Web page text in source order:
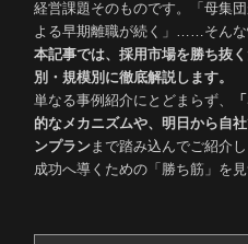
イントロダクション
Heroes
社員紹介
Story
Blog
ブログ
経営課題そのものです。「母集
よる早期離職が続く」……そんな
本記事では、採用市場を勝ち抜
別・規模別に徹底解説します。
単なる事例紹介にとどまらず、
的なメカニズムや、明日から自
ンプランまで踏み込んでご紹介
成功へ導くための「勝ち筋」を見